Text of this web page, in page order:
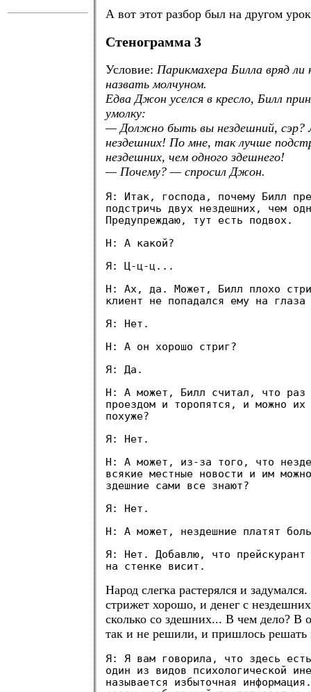
А вот этот разбор был на другом
Стенограмма 3
Условие: Парикмахера Билла вряд ли
назвать молчуном.
Едва Джон уселся в кресло, Билл
умолку:
— Должно быть вы нездешний, сэр?
нездешних! По мне, так лучше
нездешних, чем одного здешнего!
— Почему? — спросил Джон.
Я: Итак, господа, почему Билл
подстричь двух нездешних, чем
Предупреждаю, тут есть подвох.
Н: А какой?
Я: Ц-ц-ц...
Н: Ах, да. Может, Билл плохо
клиент не попадался ему на
Я: Нет.
Н: А он хорошо стриг?
Я: Да.
Н: А может, Билл считал, что раз
проездом и торопятся, и можно их
похуже?
Я: Нет.
Н: А может, из-за того, что
всякие местные новости и им
здешние сами все знают?
Я: Нет.
Н: А может, нездешние платят
Я: Нет. Добавлю, что
на стенке висит.
Народ слегка растерялся и
стрижет хорошо, и денег с
сколько со здешних... В чем дело? В
так и не решили, и пришлось решать
Я: Я вам говорила, что здесь
один из видов психологической
называется избыточная